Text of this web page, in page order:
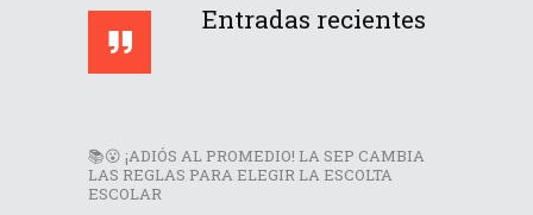
Entradas recientes
📚😮 ¡ADIÓS AL PROMEDIO! LA SEP CAMBIA
LAS REGLAS PARA ELEGIR LA ESCOLTA
ESCOLAR